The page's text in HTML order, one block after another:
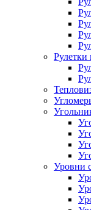
Рулетки
Уровни